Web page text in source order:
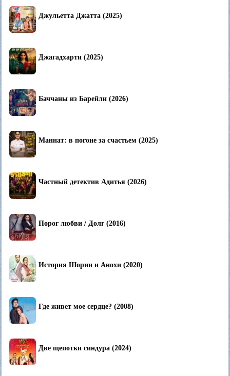
Джульетта Джатта (2025)
Джагадхарти (2025)
Баччаны из Барейли (2026)
Маннат: в погоне за счастьем (2025)
Частный детектив Адитья (2026)
Порог любви / Долг (2016)
История Шории и Анохи (2020)
Где живет мое сердце? (2008)
Две щепотки синдура (2024)